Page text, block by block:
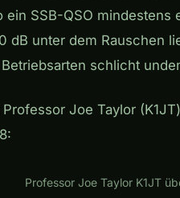
ein SSB-QSO
dB unter dem Rauschen
schlicht
Joe Taylor
Professor Joe Taylor K1JT